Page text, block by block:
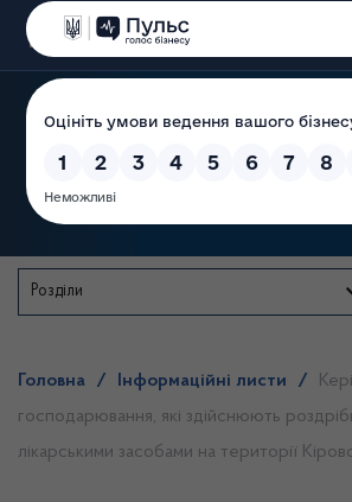
Розділи
Головна / Інформаційні листи /
господарювання, які здійснюють
лікарськими засобами на території